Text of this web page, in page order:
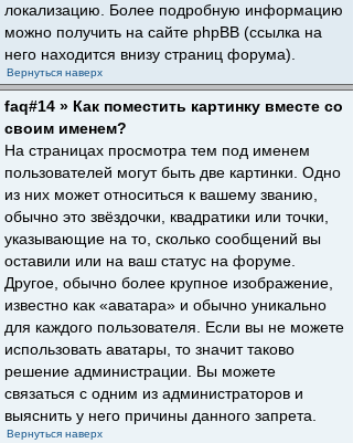
локализацию. Более подробную информацию
можно получить на сайте phpBB (ссылка на
него находится внизу страниц форума).
Вернуться наверх
faq#14 » Как поместить картинку вместе со
своим именем?
На страницах просмотра тем под именем
пользователей могут быть две картинки. Одно
из них может относиться к вашему званию,
обычно это звёздочки, квадратики или точки,
указывающие на то, сколько сообщений вы
оставили или на ваш статус на форуме.
Другое, обычно более крупное изображение,
известно как «аватара» и обычно уникально
для каждого пользователя. Если вы не можете
использовать аватары, то значит таково
решение администрации. Вы можете
связаться с одним из администраторов и
выяснить у него причины данного запрета.
Вернуться наверх